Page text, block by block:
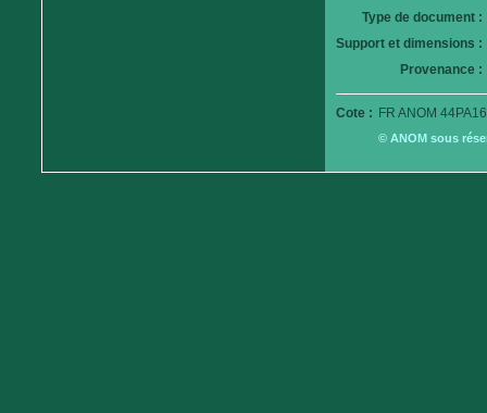
Type de document :
Support et dimensions :
Provenance :
Cote : FR ANOM
© ANOM sous